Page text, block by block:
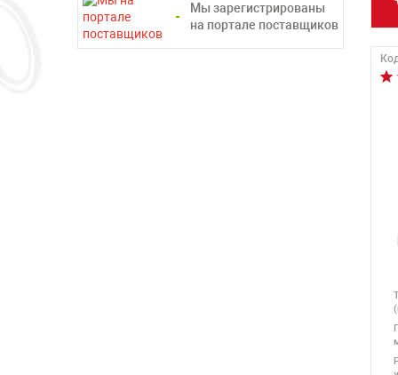
Мы зарегистрированы
на портале поставщиков